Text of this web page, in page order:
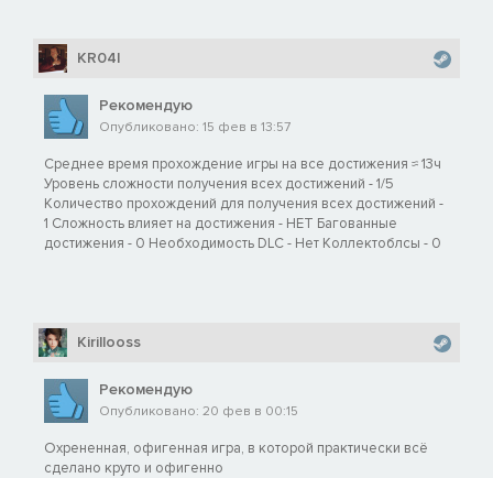
KR04I
Рекомендую
Опубликовано: 15 фев в 13:57
Среднее время прохождение игры на все достижения ≈ 13ч
Уровень сложности получения всех достижений - 1/5
Количество прохождений для получения всех достижений -
1 Сложность влияет на достижения - НЕТ Багованные
достижения - 0 Необходимость DLC - Нет Коллектоблсы - 0
Kirillooss
Рекомендую
Опубликовано: 20 фев в 00:15
Охрененная, офигенная игра, в которой практически всё
сделано круто и офигенно